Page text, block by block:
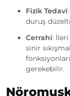
Fizik Tedavi
duruş
Cerrahi:
sinir
gerekebilir.